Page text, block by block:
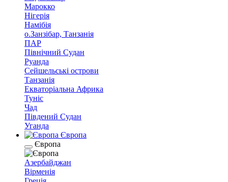
Марокко
Нігерія
Намібія
о.Занзібар, Танзанія
ПАР
Північний Судан
Руанда
Сейшельські острови
Танзанія
Екваторіальна Африка
Туніс
Чад
Південий Судан
Уганда
Європа
Європа
Азербайджан
Вірменія